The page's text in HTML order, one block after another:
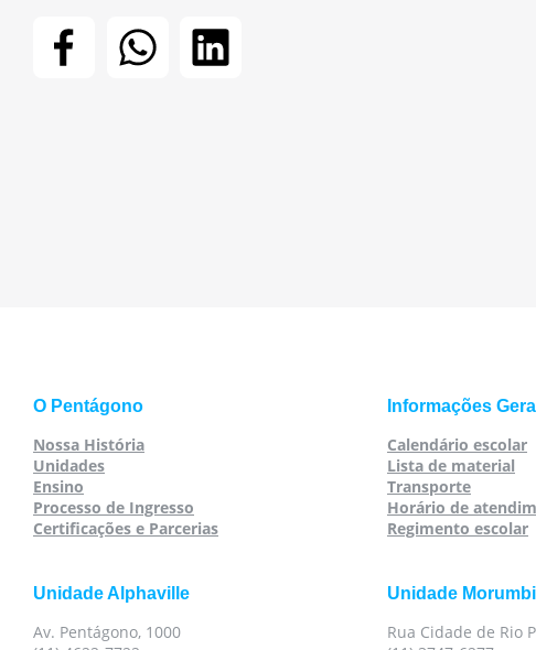
O Pentágono
Nossa História
Unidades
Ensino
Processo de Ingresso
Certificações e Parcerias
Informações
Calendário escolar
Lista de material
Transporte
Horário de
Regimento escolar
Unidade Alphaville
Av. Pentágono, 1000
Unidade Morumbi
Rua Cidade de Rio